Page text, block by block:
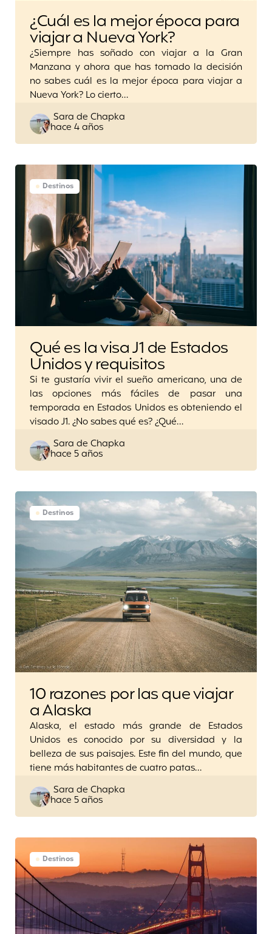
¿Cuál es la mejor época para
viajar a Nueva York?
¿Siempre has soñado con viajar a la Gran
Manzana y ahora que has tomado la decisión
no sabes cuál es la mejor época para viajar a
Nueva York? Lo cierto…
Posted
by
Sara de Chapka
hace 4 años
Destinos
Qué es la visa J1 de Estados
Unidos y requisitos
Si te gustaría vivir el sueño americano, una de
las opciones más fáciles de pasar una
temporada en Estados Unidos es obteniendo el
visado J1. ¿No sabes qué es? ¿Qué…
Posted
by
Sara de Chapka
hace 5 años
Destinos
10 razones por las que viajar
a Alaska
Alaska, el estado más grande de Estados
Unidos es conocido por su diversidad y la
belleza de sus paisajes. Este fin del mundo, que
tiene más habitantes de cuatro patas…
Posted
by
Sara de Chapka
hace 5 años
Destinos